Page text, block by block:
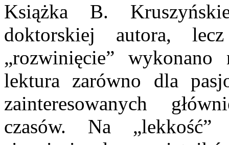
Książka B.
doktorskiej autora,
„rozwinięcie”
lektura zarówno dla
zainteresowanych
czasów. Na „lekkość”